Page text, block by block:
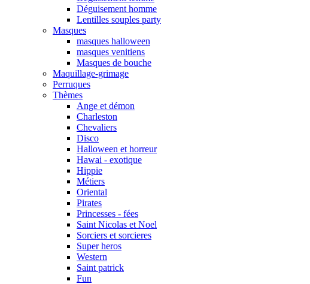
Déguisement homme
Lentilles souples party
Masques
masques halloween
masques venitiens
Masques de bouche
Maquillage-grimage
Perruques
Thèmes
Ange et démon
Charleston
Chevaliers
Disco
Halloween et horreur
Hawai - exotique
Hippie
Métiers
Oriental
Pirates
Princesses - fées
Saint Nicolas et Noel
Sorciers et sorcieres
Super heros
Western
Saint patrick
Fun